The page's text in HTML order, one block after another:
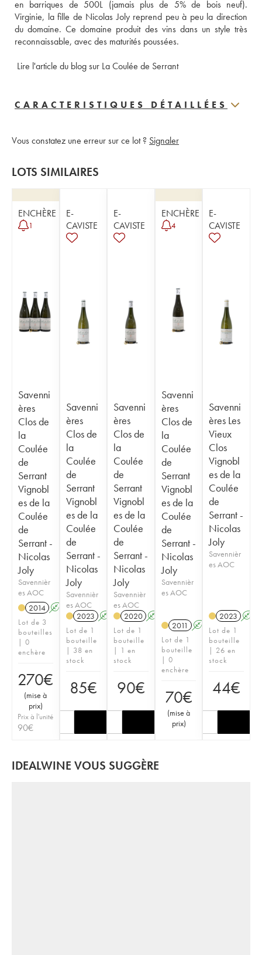
en barriques de 500L (jamais plus de 5% de bois neuf).
Virginie, la fille de Nicolas Joly reprend peu à peu la direction
du domaine. Ce domaine produit des vins dans un style très
reconnaissable, avec des maturités poussées.
Lire l'article du blog sur La Coulée de Serrant
CARACTERISTIQUES DÉTAILLÉES
Vous constatez une erreur sur ce lot ? Signaler
LOTS SIMILAIRES
ENCHÈRE
1
Savenni
ères
Clos de
la
Coulée
de
Serrant
Vignobl
es de la
Coulée
de
Serrant -
Nicolas
Joly
Savennièr
es AOC
2014 A S
Lot de 3
bouteilles
| 0
enchère
270€
(mise à
prix)
Prix à l'unité
90€
E-
CAVISTE
Savenni
ères
Clos de
la
Coulée
de
Serrant
Vignobl
es de la
Coulée
de
Serrant -
Nicolas
Joly
Savennièr
es AOC
2023 A S
Lot de 1
bouteille
| 38 en
stock
85€
E-
CAVISTE
Savenni
ères
Clos de
la
Coulée
de
Serrant
Vignobl
es de la
Coulée
de
Serrant -
Nicolas
Joly
Savennièr
es AOC
2020 A
Lot de 1
bouteille
| 1 en
stock
90€
ENCHÈRE
4
Savenni
ères
Clos de
la
Coulée
de
Serrant
Vignobl
es de la
Coulée
de
Serrant -
Nicolas
Joly
Savennièr
es AOC
2011 A S
Lot de 1
bouteille
| 0
enchère
70€
(mise à
prix)
E-
CAVISTE
Savenni
ères Les
Vieux
Clos
Vignobl
es de la
Coulée
de
Serrant -
Nicolas
Joly
Savennièr
es AOC
2023 A
Lot de 1
bouteille
| 26 en
stock
44€
IDEALWINE VOUS SUGGÈRE